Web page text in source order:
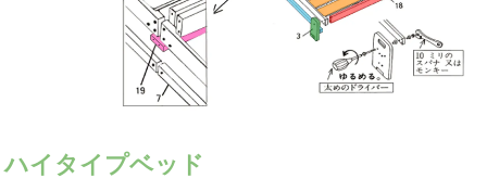
ハイタイプベッド